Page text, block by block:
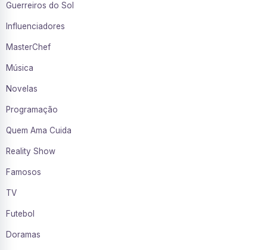
Guerreiros do Sol
Influenciadores
MasterChef
Música
Novelas
Programação
Quem Ama Cuida
Reality Show
Famosos
TV
Futebol
Doramas